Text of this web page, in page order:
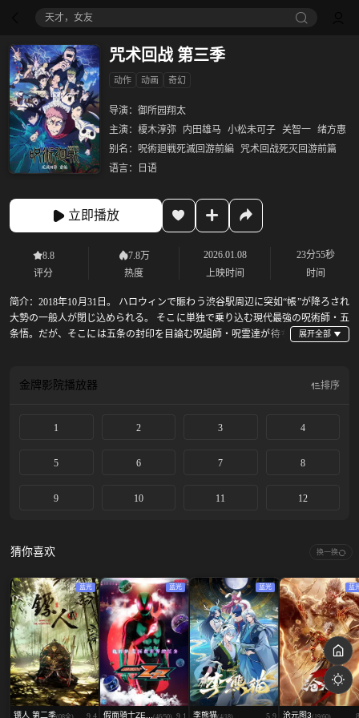
天才，女友
咒术回战 第三季
动作 动画 奇幻
导演： 御所园翔太
主演： 榎木淳弥 内田雄马 小松未可子 关智一 绪方惠
别名： 呪術廻戦死滅回游前編
咒术回战死灭回游前篇
语言：
日语
立即播放
8.8
评分
7.8万
热度
2026.01.08
上映时间
23分55秒
时间
简介：2018年10月31日。 ハロウィンで賑わう渋谷駅周辺に突如“帳”が降ろされ
大勢の一般人が閉じ込められる。 そこに単独で乗り込む現代最強の呪術師・五
条悟。だが、そこには五条の封印を目論む呪詛師・呪霊達が待ち
加茂憲倫が仕組んだ殺し合い「死滅回游」へ。 「渋谷事変」を経て、魔窟と化
にも、刃を向ける乙骨。 加速していく呪いの混沌。 同じ師を持つ虎杖と乙
金牌影院播放器 排序
1 2 3 4
5 6 7 8
9 10 11 12
猜你喜欢 换一换
蓝光
镖人 第二季 9.4
蓝光
假面骑士ZE... 9.1
蓝光
李熊猫 5.9
蓝
沧元图3